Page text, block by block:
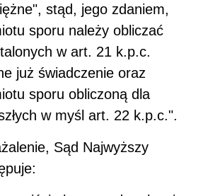
stąd, jego zdaniem,
sporu należy obliczać
w art. 21 k.p.c.
już świadczenie oraz
sporu obliczoną dla
w myśl art. 22 k.p.c.".
Sąd Najwyższy